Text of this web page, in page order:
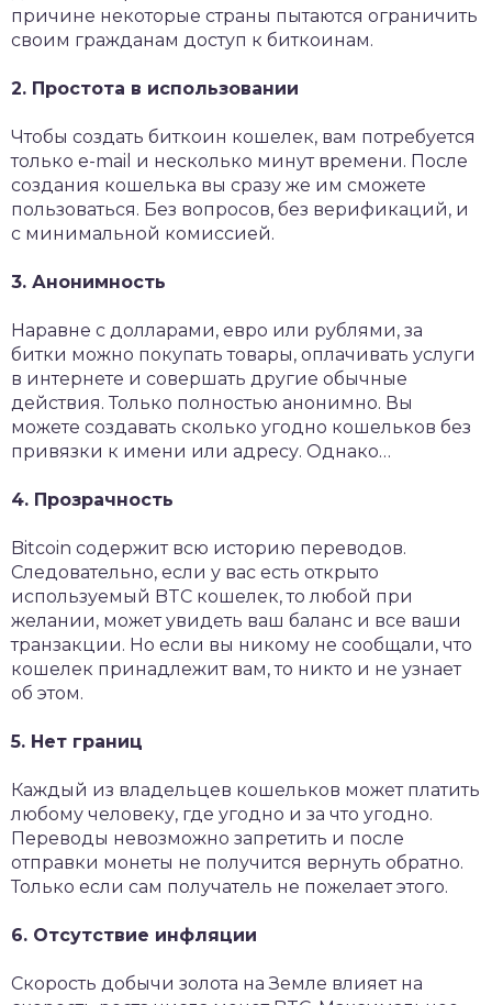
причине некоторые страны пытаются ограничить
своим гражданам доступ к биткоинам.
2. Простота в использовании
Чтобы создать биткоин кошелек, вам потребуется
только e-mail и несколько минут времени. После
создания кошелька вы сразу же им сможете
пользоваться. Без вопросов, без верификаций, и
с минимальной комиссией.
3. Анонимность
Наравне с долларами, евро или рублями, за
битки можно покупать товары, оплачивать услуги
в интернете и совершать другие обычные
действия. Только полностью анонимно. Вы
можете создавать сколько угодно кошельков без
привязки к имени или адресу. Однако…
4. Прозрачность
Bitcoin содержит всю историю переводов.
Следовательно, если у вас есть открыто
используемый BTC кошелек, то любой при
желании, может увидеть ваш баланс и все ваши
транзакции. Но если вы никому не сообщали, что
кошелек принадлежит вам, то никто и не узнает
об этом.
5. Нет границ
Каждый из владельцев кошельков может платить
любому человеку, где угодно и за что угодно.
Переводы невозможно запретить и после
отправки монеты не получится вернуть обратно.
Только если сам получатель не пожелает этого.
6. Отсутствие инфляции
Скорость добычи золота на Земле влияет на